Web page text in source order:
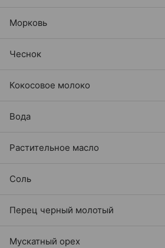
Морковь
Чеснок
Кокосовое молоко
Вода
Растительное масло
Соль
Перец черный молотый
Мускатный орех